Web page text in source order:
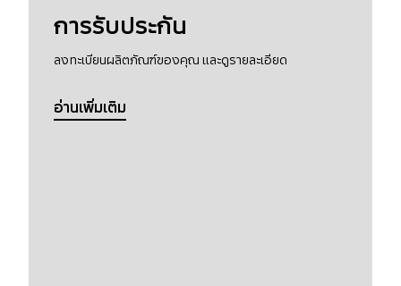
การรับประกัน
ลงทะเบียนผลิตภัณฑ์ของคุณ และดูรายละเอียด
อ่านเพิ่มเติม